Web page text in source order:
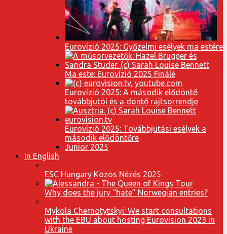
Eurovízió 2025: Győzelmi esélyek ma estére
Ma este: Eurovízió 2025 Finálé
Eurovízió 2025: A második elődöntő
továbbjutói és a döntő rajtsorrendje
Eurovízió 2025: Továbbjutási esélyek a
második elődöntőre
Junior 2025
In English
ESC Hungary Közös Nézés 2025
Why does the jury “hate” Norwegian entries?
Mykola Chernotytskyi: We start consultations
with the EBU about hosting Eurovision 2023 in
Ukraine